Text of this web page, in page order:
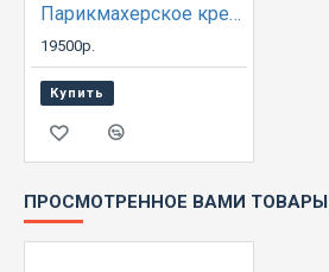
Парикмахерское кресло A13 LONDON
19500р.
Купить
ПРОСМОТРЕННОЕ ВАМИ ТОВАРЫ